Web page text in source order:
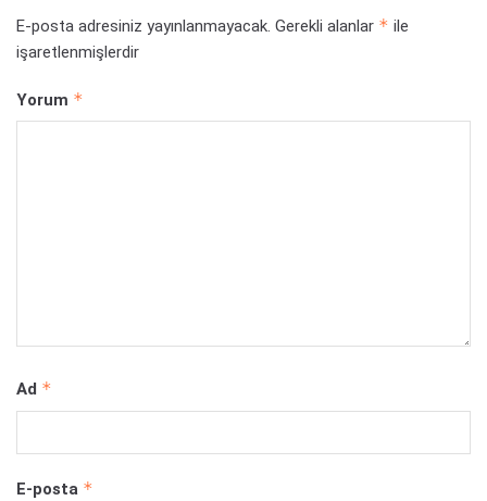
E-posta adresiniz yayınlanmayacak. Gerekli alanlar * ile
işaretlenmişlerdir
Yorum *
Ad *
E-posta *